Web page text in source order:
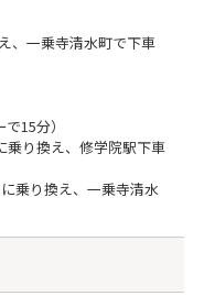
、一乗寺清水町で下車
15分）
乗り換え、修学院駅下車
乗り換え、一乗寺清水